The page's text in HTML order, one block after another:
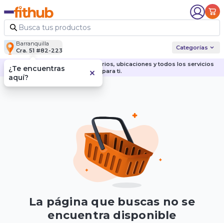
Barranquilla
Cra. 51 #82-223
Categorías
Descubre nuestras sedes, horarios, ubicaciones y todos los servicios
para ti.
La página que buscas no se
encuentra disponible
¿Te encuentras
aquí?